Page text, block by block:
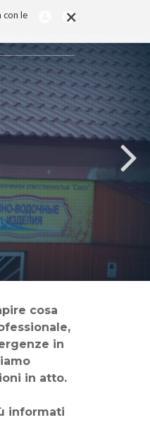
×
con le
in
in atto.
informati